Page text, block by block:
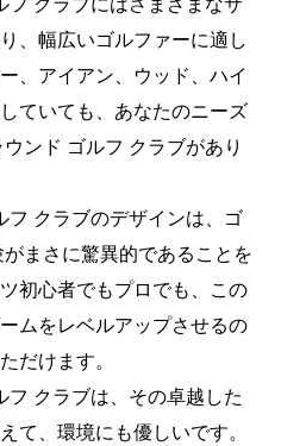
、幅広いゴルファーに適し
、アイアン、ウッド、ハイ
ていても、あなたのニーズ
ンド ゴルフ クラブがあり
フ クラブのデザインは、ゴ
まさに驚異的であることを
初心者でもプロでも、この
ムをレベルアップさせるの
だけます。
フ クラブは、その卓越した
て、環境にも優しいです。